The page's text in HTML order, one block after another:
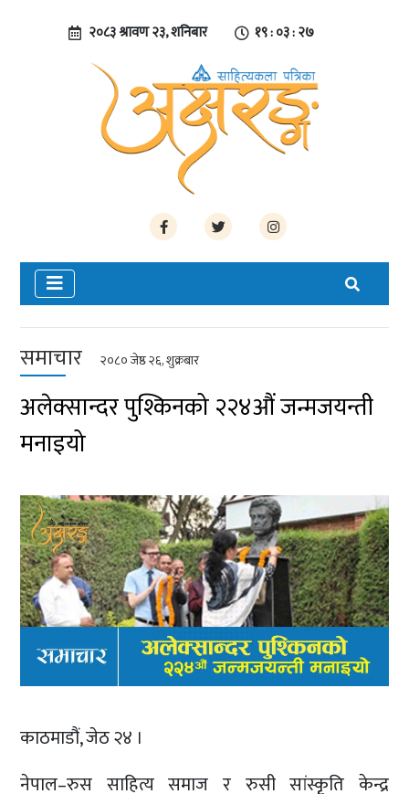
२०८३ श्रावण २३, शनिबार १९ : ०३ : २८
समाचार २०८० जेष्ठ २६, शुक्रबार
अलेक्सान्दर पुश्किनको २२४औं जन्मजयन्ती
मनाइयो
काठमाडौं, जेठ २४ ।
नेपाल–रुस साहित्य समाज र रुसी सांस्कृृति केन्द्र